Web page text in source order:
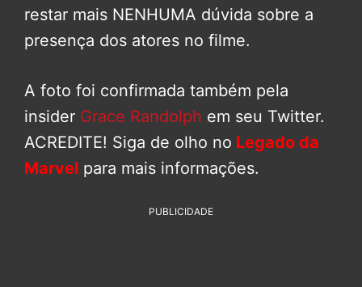
restar mais NENHUMA dúvida sobre a
presença dos atores no filme.
A foto foi confirmada também pela
insider Grace Randolph em seu Twitter.
ACREDITE! Siga de olho no Legado da
Marvel para mais informações.
PUBLICIDADE